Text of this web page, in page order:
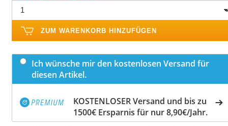
ZUM WARENKORB HINZUFÜGEN
Ich wünsche mir den kostenlosen Versand für
diesen Artikel.
KOSTENLOSER Versand und bis zu
1500€ Ersparnis für nur 8,90€/Jahr.